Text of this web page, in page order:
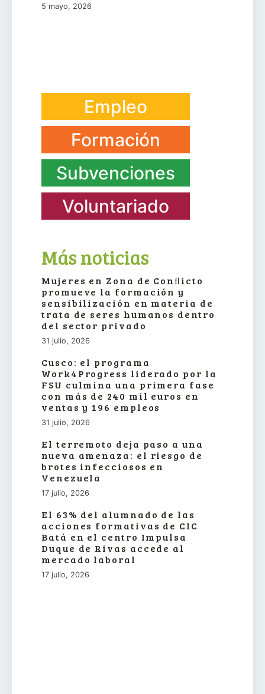
5 mayo, 2026
Empleo
Formación
Subvenciones
Voluntariado
Más noticias
Mujeres en Zona de Conﬂicto
promueve la formación y
sensibilización en materia de
trata de seres humanos dentro
del sector privado
31 julio, 2026
Cusco: el programa
Work4Progress liderado por la
FSU culmina una primera fase
con más de 240 mil euros en
ventas y 196 empleos
31 julio, 2026
El terremoto deja paso a una
nueva amenaza: el riesgo de
brotes infecciosos en
Venezuela
17 julio, 2026
El 63% del alumnado de las
acciones formativas de CIC
Batá en el centro Impulsa
Duque de Rivas accede al
mercado laboral
17 julio, 2026